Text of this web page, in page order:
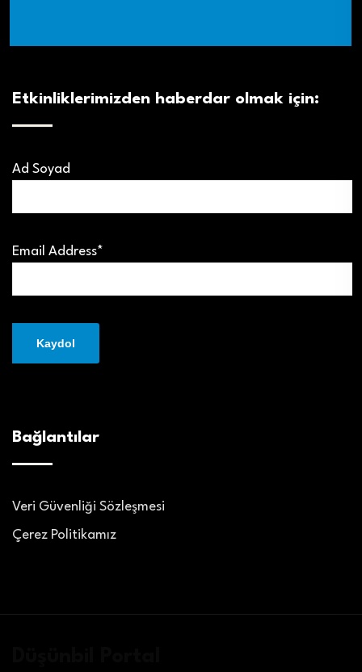
Etkinliklerimizden haberdar olmak için:
Ad Soyad
Email Address*
Bağlantılar
Veri Güvenliği Sözleşmesi
Çerez Politikamız